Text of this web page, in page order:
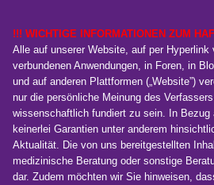
!!! WICHTIGE INFORMATIONEN ZUM
Alle auf unserer Website, auf per
verbundenen Anwendungen, in Foren, in
und auf anderen Plattformen („Website”)
nur die persönliche Meinung des
wissenschaftlich fundiert zu sein. In Bezug
keinerlei Garantien unter anderem
Aktualität. Die von uns bereitgestellten
medizinische Beratung oder sonstige
dar. Zudem möchten wir Sie hinweisen,